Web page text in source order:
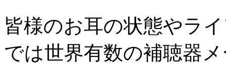
皆様のお耳の状態やラ
では世界有数の補聴器